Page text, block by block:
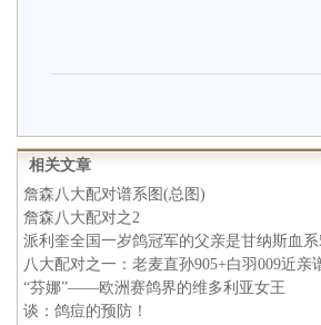
相关文章
詹森八大配对谱系图(总图)
詹森八大配对之2
派利奎全国一岁鸽冠军的父亲是甘纳斯血
八大配对之一：老麦直孙905+白羽009近亲
“芬娜”——欧洲赛鸽界的维多利亚女王
谈：鸽痘的预防！